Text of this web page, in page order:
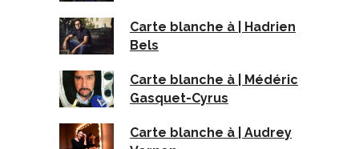
Carte blanche à | Hadrien
Bels
Carte blanche à | Médéric
Gasquet-Cyrus
Carte blanche à | Audrey